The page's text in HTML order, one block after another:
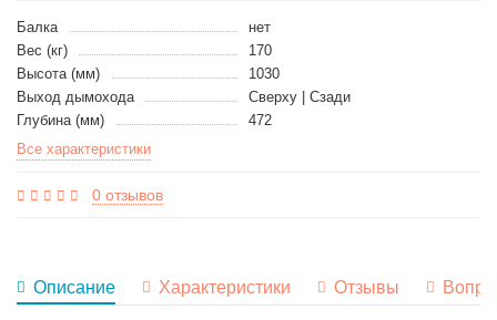
Балка
нет
Вес (кг)
170
Высота (мм)
1030
Выход дымохода
Сверху | Сзади
Глубина (мм)
472
Все характеристики
0 отзывов
Описание Характеристики Отзывы